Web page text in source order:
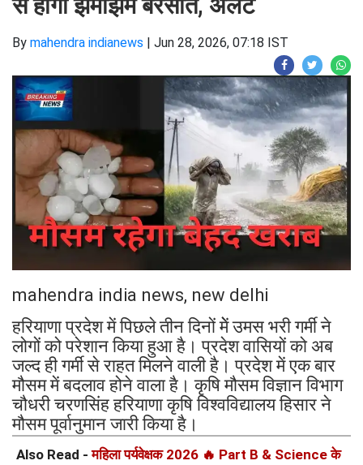
से होगी झमाझम बरसात, अलर्ट
By mahendra indianews | Jun 28, 2026, 07:18 IST
mahendra india news, new delhi
हरियाणा प्रदेश में पिछले तीन दिनों मेें उमस भरी गर्मी ने
लोगों को परेशान किया हुआ है। प्रदेश वासियों को अब
जल्द ही गर्मी से राहत मिलने वाली है। प्रदेश में एक बार
मौसम में बदलाव होने वाला है। कृषि मौसम विज्ञान विभाग
चौधरी चरणसिंह हरियाणा कृषि विश्वविद्यालय हिसार ने
मौसम पूर्वानुमान जारी किया है।
Also Read -महिला पर्यवेक्षक 2026 🔥 Part B & Science के